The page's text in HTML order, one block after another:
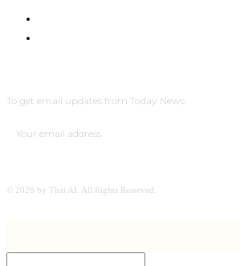
To get email updates from Today News.
© 2026 by Thai AI. All Rights Reserved.